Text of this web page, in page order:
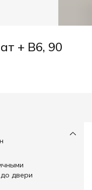
+ B6, 90
двери